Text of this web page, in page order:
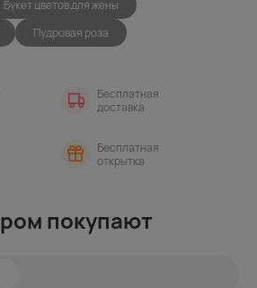
Букет цветов для жены
Пудровая роза
Бесплатная
доставка
Бесплатная
открытка
покупают